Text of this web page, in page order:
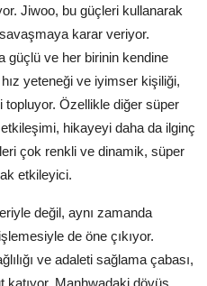
Jiwoo, bu güçleri kullanarak
karar veriyor.
güçlü ve her birinin kendine
yeteneği ve iyimser kişiliği,
topluyor. Özellikle diğer süper
hikayeyi daha da ilginç
çok renkli ve dinamik, süper
etkileyici.
değil, aynı zamanda
de öne çıkıyor.
ve adaleti sağlama çabası,
katıyor. Manhwadaki dövüş